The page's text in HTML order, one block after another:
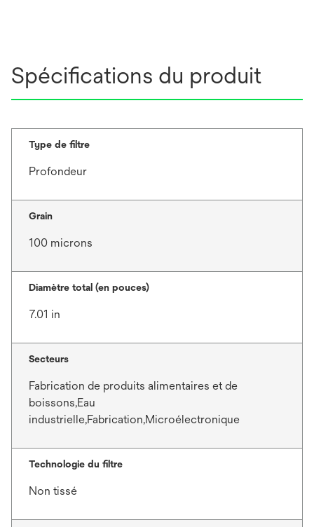
Spécifications du produit
Type de filtre
Profondeur
Grain
100 microns
Diamètre total (en pouces)
7.01 in
Secteurs
Fabrication de produits alimentaires et de
boissons,Eau
industrielle,Fabrication,Microélectronique
Technologie du filtre
Non tissé